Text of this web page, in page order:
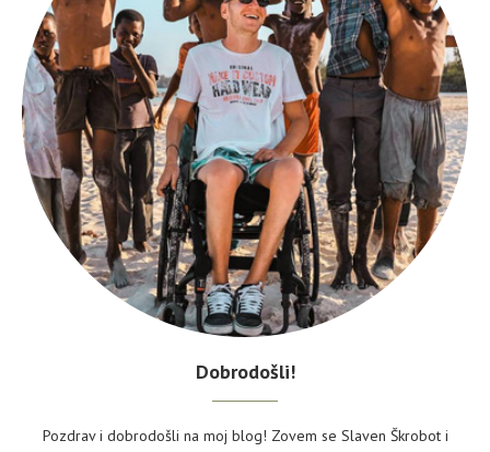
Dobrodošli!
Pozdrav i dobrodošli na moj blog! Zovem se Slaven Škrobot i